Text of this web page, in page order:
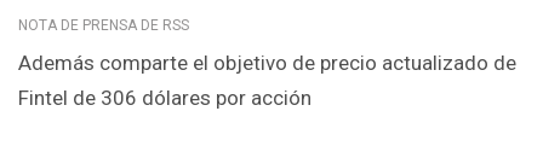
NOTA DE PRENSA DE RSS
Además comparte el objetivo de precio actualizado de
Fintel de 306 dólares por acción